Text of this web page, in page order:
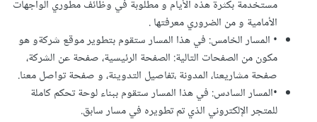
مستخدمة بكثرة هذه الأيام و مطلوبة في وظائف مطوري الواجهات
الأمامية و من الضروري معرفتها .
• المسار الخامس: في هذا المسار ستقوم بتطوير موقع شركةو هو
مكون من الصفحات التالية: الصفحة الرئيسية، صفحة عن الشركة،
صفحة مشاريعنا، المدونة ،تفاصيل التدوينة، و صفحة تواصل معنا.
•المسار السادس: في هذا المسار ستقوم ببناء لوحة تحكم كاملة
للمتجر الإلكتروني الذي تم تطويره في مسار سابق.